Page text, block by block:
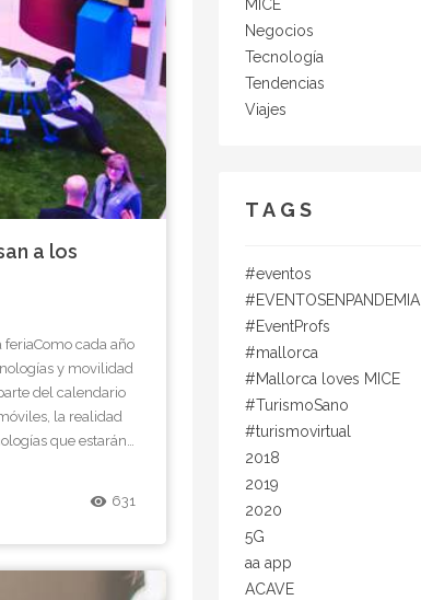
a los
cada año
y movilidad
del calendario
la realidad
que estarán
que
más madura
remove_red_eye 631
MICE
Negocios
Tecnología
Tendencias
Viajes
TAGS
#eventos
#EVENTOSENPANDEMIA
#EventProfs
#mallorca
#Mallorca loves MICE
#TurismoSano
#turismovirtual
2018
2019
2020
5G
aa app
ACAVE